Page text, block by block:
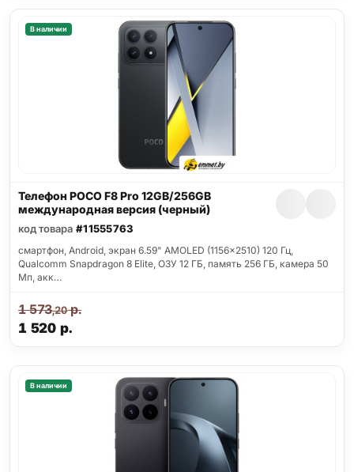
В наличии
Телефон POCO F8 Pro 12GB/256GB
международная версия (черный)
код товара #11555763
смартфон, Android, экран 6.59" AMOLED (1156x2510) 120 Гц,
Qualcomm Snapdragon 8 Elite, ОЗУ 12 ГБ, память 256 ГБ, камера 50
Мп, акк…
1 520 р.
1 573,20р.
В наличии